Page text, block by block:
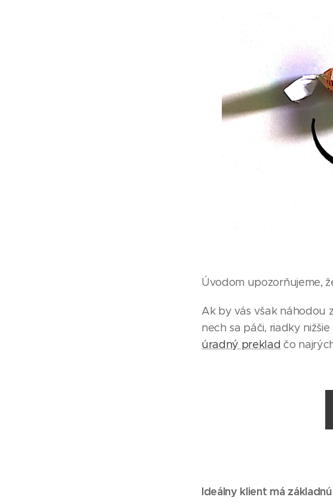
Úvodom upozorňujeme,
Ak by vás však náhodou
nech sa páči, riadky
úradný preklad čo
Ideálny klient má